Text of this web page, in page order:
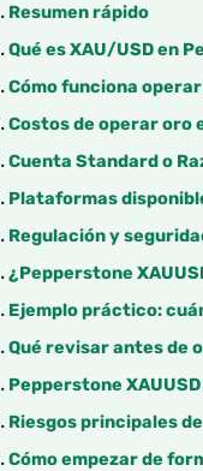
Resumen rápido
Qué es XAU/USD en
Cómo funciona
Costos de operar oro
Cuenta Standard o
Plataformas
Regulación y
¿Pepperstone
Ejemplo práctico:
Qué revisar antes de
Pepperstone
Riesgos principales
Cómo empezar de